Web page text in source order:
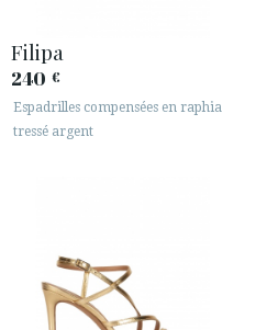
Filipa
240 €
Espadrilles compensées en raphia
tressé argent